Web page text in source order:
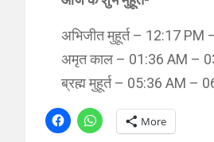
अभिजीत मुहूर्त – 12:17 PM
अमृत काल – 01:36 AM –
ब्रह्म मुहूर्त – 05:36 AM –
More